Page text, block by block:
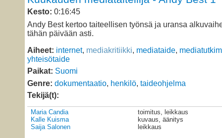
Kesto: 0:16:45
Andy Best kertoo taiteellisen työnsä ja uransa
tähän päivään asti.
Aiheet: internet, mediakritiikki, mediataide,
yhteisötaide
Paikat: Suomi
Genre: dokumentaatio, henkilö, taideohjelma
Tekijä(t):
Maria Candia
Kalle Kuisma
Saija Salonen
toimitus, leikkaus
kuvaus, äänitys
leikkaus